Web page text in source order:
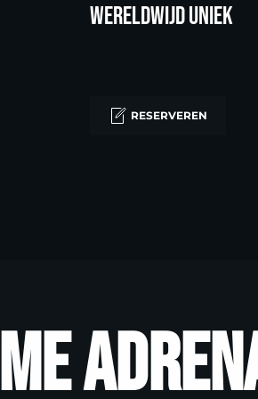
Wereldwijd uniek
RESERVEREN